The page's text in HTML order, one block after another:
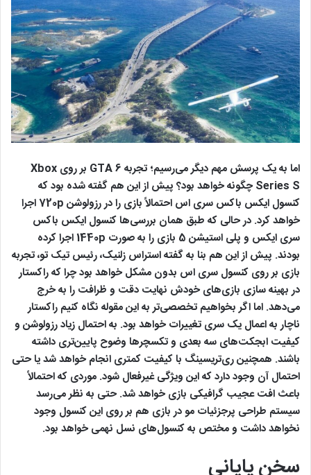
اما به یک پرسش مهم دیگر می‌رسیم؛ تجربه GTA 6 بر روی Xbox
Series S چگونه خواهد بود؟ پیش از این هم گفته شده بود که
کنسول ایکس باکس سری اس احتمالاً بازی را در رزولوشن 720p اجرا
خواهد کرد. در حالی که طبق همان بررسی‌ها کنسول ایکس باکس
سری ایکس و پلی استیشن 5 بازی را به صورت 1440p اجرا کرده
بودند. پیش از این هم بنا به گفته استراس زلنیک، رئیس تیک تو، تجربه
بازی بر روی کنسول سری اس بدون مشکل خواهد بود چرا که راکستار
در بهینه سازی بازی‌های خودش نهایت دقت و ظرافت را به خرج
می‌دهد. اما اگر بخواهیم تخصصی‌تر به این مقوله نگاه کنیم راکستار
ناچار به اعمال یک سری تغییرات خواهد بود. به احتمال زیاد رزولوشن و
کیفیت ابجکت‌های سه بعدی و تکسچرها وضوح پایین‌تری داشته
باشند. همچنین ری‌تریسینگ با کیفیت کمتری انجام خواهد شد یا حتی
احتمال آن وجود دارد که این ویژگی غیرفعال شود. موردی که احتمالاً
باعث افت عجیب گرافیکی بازی خواهد شد. حتی به نظر می‌رسد
سیستم طراحی پرجزئیات مو در بازی هم بر روی این کنسول وجود
نخواهد داشت و مختص به کنسول‌های نسل نهمی خواهد بود.
سخن پایانی